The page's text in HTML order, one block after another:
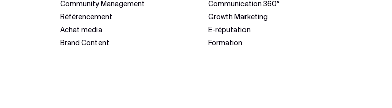
Community Management
Référencement
Achat media
Brand Content
Communication 360°
Growth Marketing
E-réputation
Formation